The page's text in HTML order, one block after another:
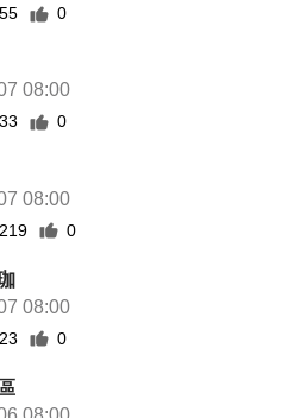
55 0
08:00
33 0
08:00
219 0
08:00
23 0